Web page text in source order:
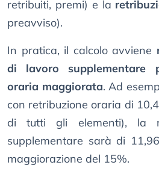
retribuiti, premi) e la
preavviso).
In pratica, il calcolo avviene
di lavoro supplementare
oraria maggiorata. Ad
con retribuzione oraria di
di tutti gli elementi), la
supplementare sarà di
maggiorazione del 15%.